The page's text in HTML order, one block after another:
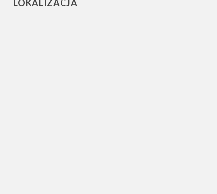
LOKALIZACJA